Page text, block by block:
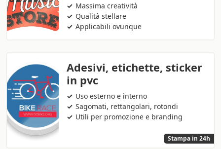
Massima creatività
Qualità stellare
Applicabili ovunque
Adesivi, etichette, sticker
in pvc
Uso esterno e interno
Sagomati, rettangolari, rotondi
Utili per promozione e branding
Stampa in 24h